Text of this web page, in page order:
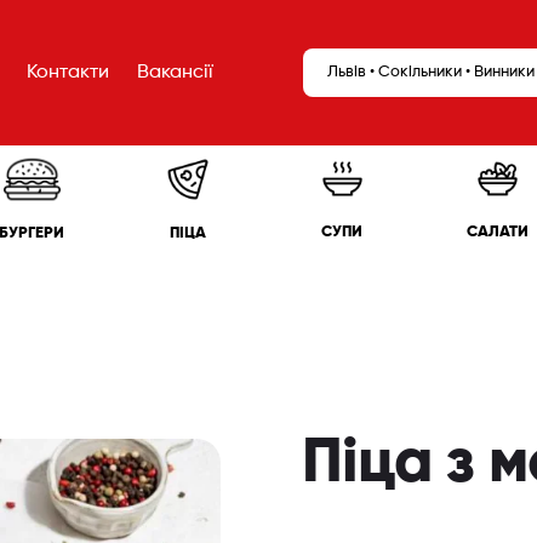
Контакти Вакансії Львів • Сокільники • Винники
БУРГЕРИ ПІЦА СУПИ САЛАТИ
Піца з